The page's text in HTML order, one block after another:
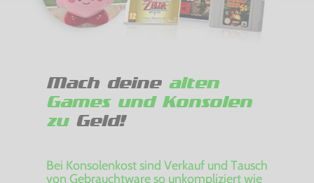
Mach deine alten
Games und Konsolen
zuGeld!
Bei Konsolenkost sind Verkauf und Tausch
von Gebrauchtware so unkompliziert wie